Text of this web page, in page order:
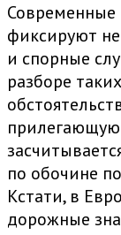
фиксируют
и спорные
разборе
по обочине
Кстати, в
дорожные